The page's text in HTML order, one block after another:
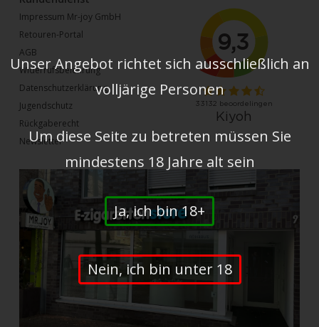
Impressum Mr-joy GmbH
Retouren-Portal
AGB
Widerrufsbelehrung
Datenschutzerklärung
Jugendschutz
Rückgaberecht
Newsletter
Unser Angebot richtet sich ausschließlich an
volljärige Personen
Um diese Seite zu betreten müssen Sie
mindestens 18 Jahre alt sein
Ja, ich bin 18+
Nein, ich bin unter 18